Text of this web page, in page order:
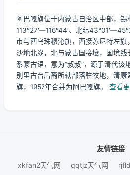
阿巴嘎旗位于内蒙古自治区中部，
113°27′—116°44′、北纬
市与西乌珠穆沁旗，西接苏尼特左旗
沙地北缘，北与蒙古国接壤，国境线
系蒙古语，意为“叔叔”，源于清代该
别里古台后裔所辖部落驻牧地，清康
旗，1952年合并为阿巴嘎旗。
查看
友情链接
xkfan2天气网
qqtjz天气网